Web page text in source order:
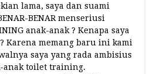
lama, saya dan suami
BENAR menseriusi
anak-anak ? Kenapa saya
Karena memang baru ini kami
saya yang rada ambisius
anak toilet training.